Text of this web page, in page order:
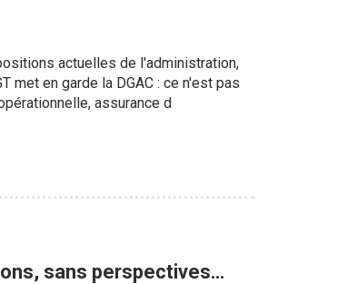
actuelles de l'administration,
met en garde la DGAC : ce n'est pas
assurance d
sans perspectives…